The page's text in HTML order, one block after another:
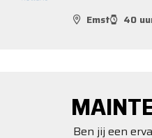
Emst 40
Ben jij een